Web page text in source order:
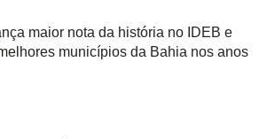
maior nota da história no IDEB e
municípios da Bahia nos anos